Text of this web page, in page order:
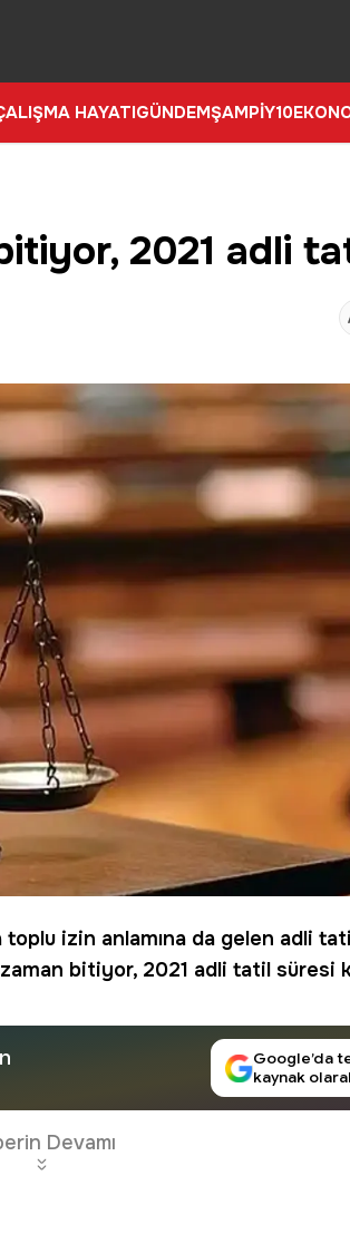
HAYATIGÜNDEMŞAMPİY10
2021 adli
izin anlamına da gelen adli
bitiyor, 2021 adli tatil süresi
Google’da
kaynak
Devamı